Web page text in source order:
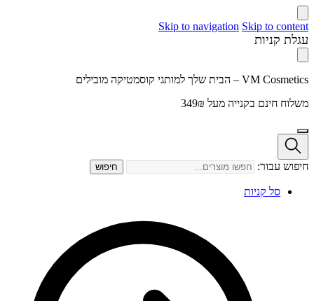
Skip to navigation Skip to content
עגלת קניות
VM Cosmetics – הבית שלך למותגי קוסמטיקה מובילים
משלוח חינם בקנייה מעל 349₪
חיפוש עבור: חיפוש
סל קניות